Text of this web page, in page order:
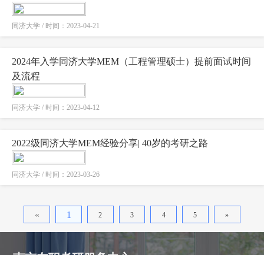
同济大学 / 时间：2023-04-21
2024年入学同济大学MEM（工程管理硕士）提前面试时间
及流程
同济大学 / 时间：2023-04-12
2022级同济大学MEM经验分享| 40岁的考研之路
同济大学 / 时间：2023-03-26
« 1 2 3 4 5 »